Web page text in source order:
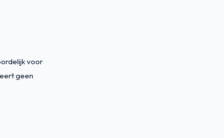
voor
geen